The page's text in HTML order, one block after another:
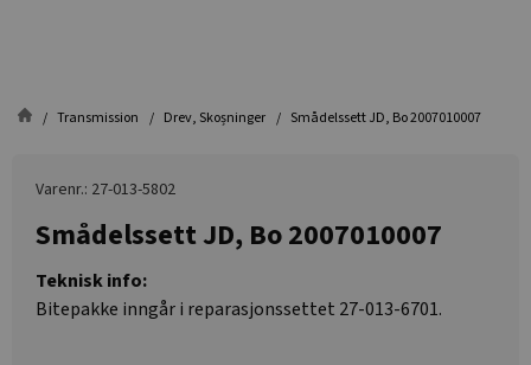
Transmission Drev, Skoșninger Smådelssett JD, Bo 2007010007
Varenr.: 27-013-5802
Smådelssett JD, Bo 2007010007
Teknisk info:
Bitepakke inngår i reparasjonssettet 27-013-6701.